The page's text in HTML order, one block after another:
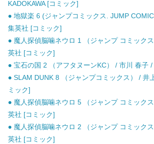
KADOKAWA [コミック]
● 地獄楽 6 (ジャンプコミックス. JUMP
集英社 [コミック]
● 魔人探偵脳噛ネウロ 1 （ジャンプ コミック
英社 [コミック]
● 宝石の国 2 （アフタヌーンKC） / 市川 春子
● SLAM DUNK 8 （ジャンプコミックス） / 井
ミック]
● 魔人探偵脳噛ネウロ 5 （ジャンプ コミック
英社 [コミック]
● 魔人探偵脳噛ネウロ 2 （ジャンプ コミック
英社 [コミック]